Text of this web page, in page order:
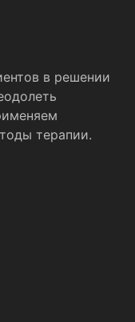
в решении
терапии.